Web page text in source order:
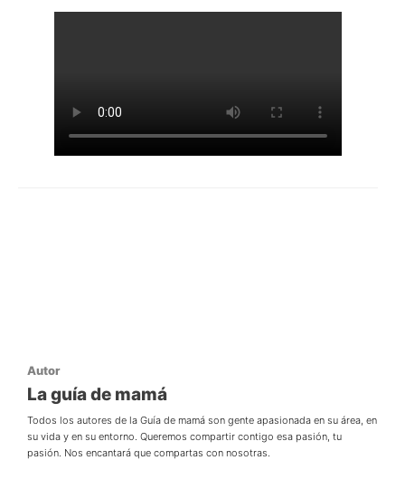
Autor
La guía de mamá
Todos los autores de la Guía de mamá son gente apasionada en su área, en
su vida y en su entorno. Queremos compartir contigo esa pasión, tu
pasión. Nos encantará que compartas con nosotras.